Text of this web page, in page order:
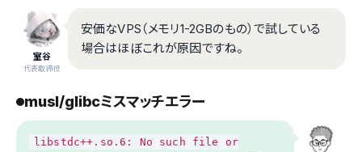
室谷
代表取締役
安価なVPS（メモリ1-2GBのもの）で試している
場合はほぼこれが原因ですね。
musl/glibcミスマッチエラー
libstdc++.so.6: No such file or